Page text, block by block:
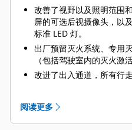
改善了视野以及照明范围
屏的可选后视摄像头，以
标准 LED 灯。
出厂预留灭火系统、专用
（包括驾驶室内的灭火激
改进了出入通道，所有行
操作员就位系统，通过液
防止机器意外移动，从而
阅读更多